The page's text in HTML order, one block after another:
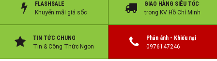
FLASHSALE
Khuyến mãi giá sốc
GIAO HÀNG SIÊU TỐC
trong KV Hồ Chí Minh
TIN TỨC CHUNG
Tin & Công Thức Ngon
Phản ánh - Khiếu nại
0976147246